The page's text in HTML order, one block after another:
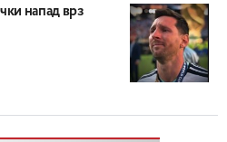
напад врз